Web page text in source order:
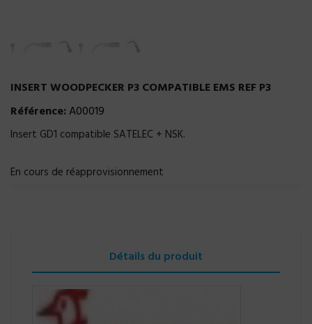
INSERT WOODPECKER P3 COMPATIBLE EMS REF P3
Référence:A00019
Insert GD1 compatible SATELEC + NSK.
En cours de réapprovisionnement
Détails du produit